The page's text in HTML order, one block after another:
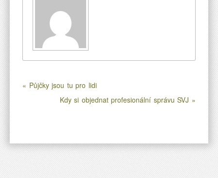
« Půjčky jsou tu pro lidi
Kdy si objednat profesionální správu SVJ »